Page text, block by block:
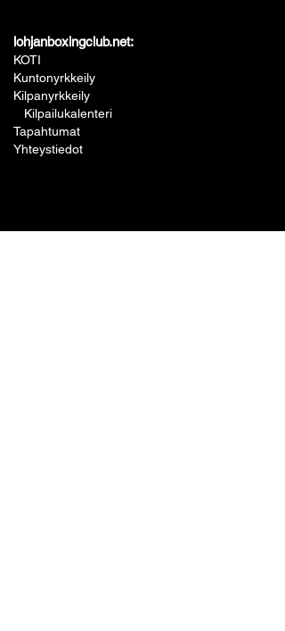
lohjanboxingclub.net:
KOTI
Kuntonyrkkeily
Kilpanyrkkeily
Kilpailukalenteri
Tapahtumat
Yhteystiedot